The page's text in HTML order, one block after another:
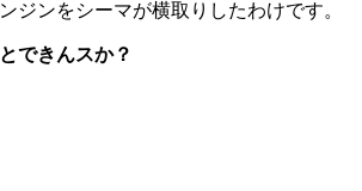
ジンをシーマが横取りしたわけです。
できんスか？